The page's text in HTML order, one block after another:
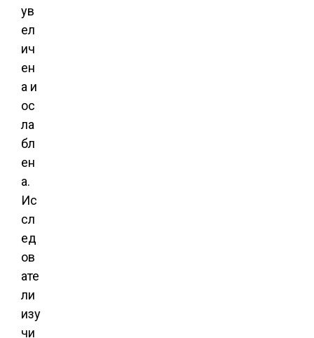
ув
ел
ич
ен
а и
ос
ла
бл
ен
а.
Ис
сл
ед
ов
ате
ли
изу
чи